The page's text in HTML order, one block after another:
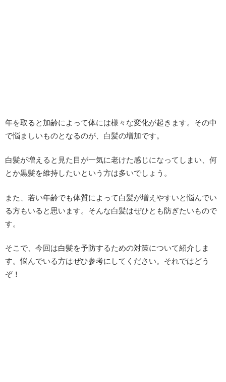
年を取ると加齢によって体には様々な変化が起きます。その中
で悩ましいものとなるのが、白髪の増加です。
白髪が増えると見た目が一気に老けた感じになってしまい、何
とか黒髪を維持したいという方は多いでしょう。
また、若い年齢でも体質によって白髪が増えやすいと悩んでい
る方もいると思います。そんな白髪はぜひとも防ぎたいもので
す。
そこで、今回は白髪を予防するための対策について紹介しま
す。悩んでいる方はぜひ参考にしてください。それではどう
ぞ！